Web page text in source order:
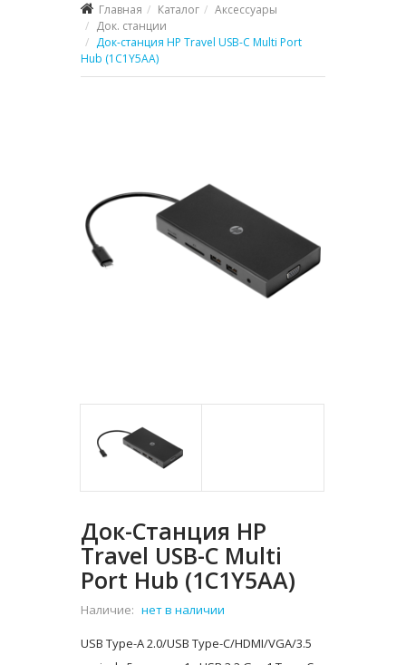
Главная Каталог
Аксессуары
Док. станции
Док-станция HP Travel USB-C Multi Port
Hub (1C1Y5AA)
Док-Станция HP
Travel USB-C Multi
Port Hub (1C1Y5AA)
Наличие: нет в наличии
USB Type-A 2.0/USB Type-C/HDMI/VGA/3.5